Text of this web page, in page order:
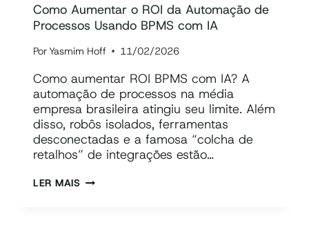
Como Aumentar o ROI da Automação de
Processos Usando BPMS com IA
Por Yasmim Hoff 11/02/2026
Como aumentar ROI BPMS com IA? A
automação de processos na média
empresa brasileira atingiu seu limite. Além
disso, robôs isolados, ferramentas
desconectadas e a famosa “colcha de
retalhos” de integrações estão…
LER MAISCOMO